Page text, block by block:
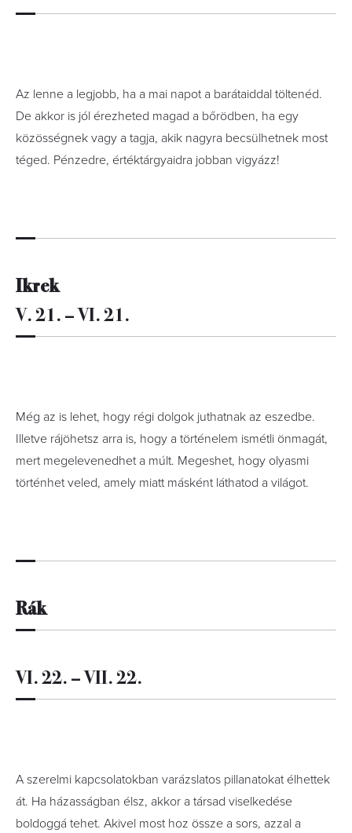
Az lenne a legjobb, ha a mai napot a barátaiddal töltenéd.
De akkor is jól érezheted magad a bőrödben, ha egy
közösségnek vagy a tagja, akik nagyra becsülhetnek most
téged. Pénzedre, értéktárgyaidra jobban vigyázz!
Ikrek
V. 21. – VI. 21.
Még az is lehet, hogy régi dolgok juthatnak az eszedbe.
Illetve rájöhetsz arra is, hogy a történelem ismétli önmagát,
mert megelevenedhet a múlt. Megeshet, hogy olyasmi
történhet veled, amely miatt másként láthatod a világot.
Rák
VI. 22. – VII. 22.
A szerelmi kapcsolatokban varázslatos pillanatokat élhettek
át. Ha házasságban élsz, akkor a társad viselkedése
boldoggá tehet. Akivel most hoz össze a sors, azzal a